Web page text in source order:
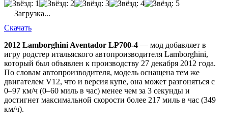
Загрузка...
Скачать
2012 Lamborghini Aventador LP700-4 — мод добавляет в
игру родстер итальяского автопроизводителя Lamborghini,
который был объявлен к производству 27 декабря 2012 года.
По словам автопроизводителя, модель оснащена тем же
двигателем V12, что и версия купе, она может разгоняться с
0–97 км/ч (0–60 миль в час) менее чем за 3 секунды и
достигнет максимальной скорости более 217 миль в час (349
км/ч).